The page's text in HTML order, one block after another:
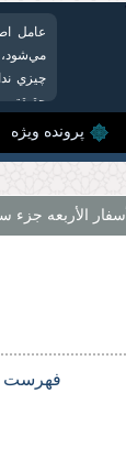
عامل
مي‌شود،
چيزي
حقيقتي...
پرونده ویژه
الأربعه جزء
فهرست